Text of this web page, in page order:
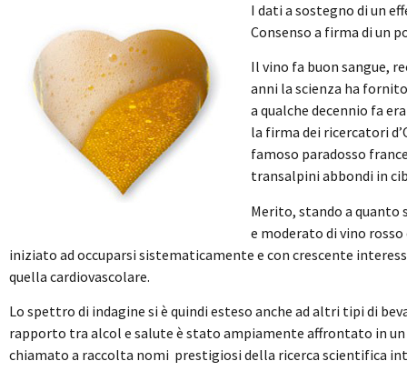
I dati a sostegno di un
Consenso a firma di un
Il vino fa buon sangue,
anni la scienza ha
a qualche decennio fa
la firma dei ricercatori
famoso paradosso
transalpini abbondi in
Merito, stando a quanto
e moderato di vino
iniziato ad occuparsi sistematicamente e con crescente
quella cardiovascolare.
Lo spettro di indagine si è quindi esteso anche ad altri tipi di
rapporto tra alcol e salute è stato ampiamente affrontato in
chiamato a raccolta nomi prestigiosi della ricerca scientifica